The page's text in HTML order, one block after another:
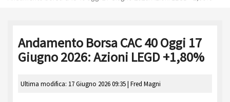
Andamento Borsa CAC 40 Oggi 17
Giugno 2026: Azioni LEGD +1,80%
Ultima modifica: 17 Giugno 2026 09:35 | Fred Magni